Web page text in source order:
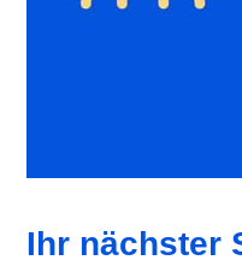
Ihr nächster